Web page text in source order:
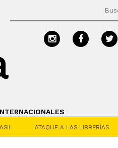
ATAQUE A LAS LIBRERÍAS